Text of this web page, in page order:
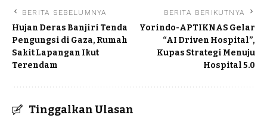
BERITA SEBELUMNYA
Hujan Deras Banjiri Tenda
Pengungsi di Gaza, Rumah
Sakit Lapangan Ikut
Terendam
BERITA BERIKUTNYA
Yorindo-APTIKNAS Gelar
“AI Driven Hospital”,
Kupas Strategi Menuju
Hospital 5.0
Tinggalkan Ulasan